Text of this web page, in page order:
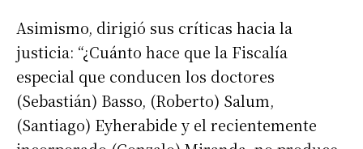
Asimismo, dirigió sus críticas hacia la
justicia: “¿Cuánto hace que la Fiscalía
especial que conducen los doctores
(Sebastián) Basso, (Roberto) Salum,
(Santiago) Eyherabide y el recientemente